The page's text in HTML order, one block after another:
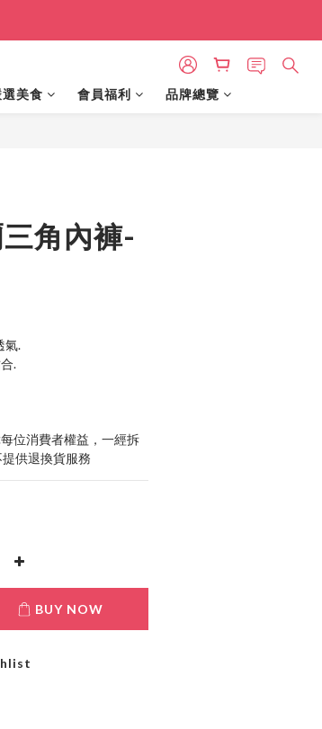
選美食 會員福利 品牌總覽
角內褲-
氣.
.
位消費者權益，一經拆
供退換貨服務
BUY NOW